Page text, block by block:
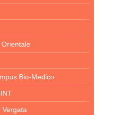
Bio-Medico
Vergata